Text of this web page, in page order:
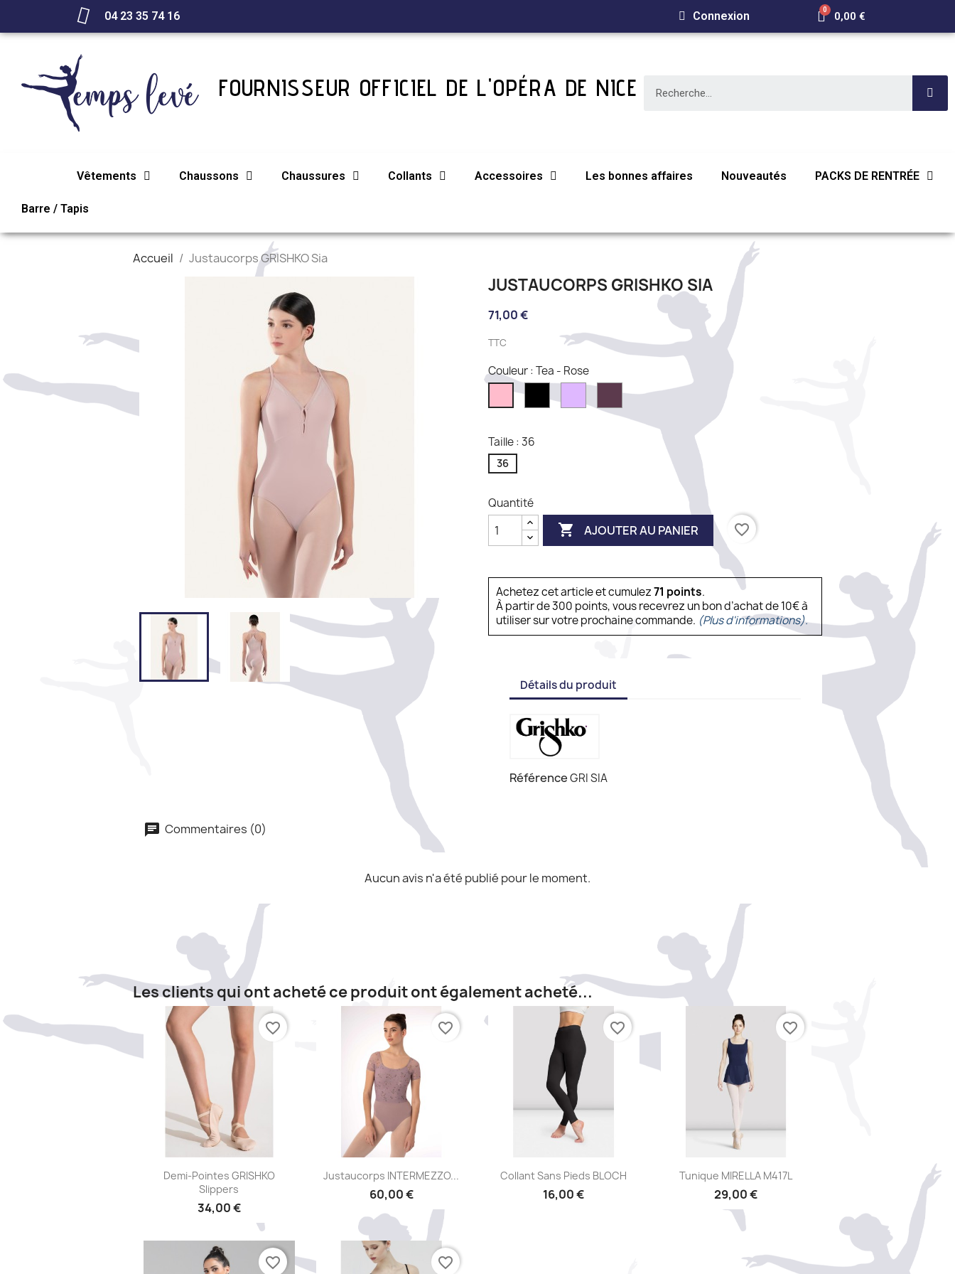
04 23 35 74 16 Connexion 0,00 €
FOURNISSEUR OFFICIEL DE L'OPÉRA DE NICE
Vêtements Chaussons Chaussures Collants Accessoires Les bonnes affaires Nouveautés PACKS DE RENTRÉE
Barre / Tapis
Accueil Justaucorps GRISHKO Sia
JUSTAUCORPS GRISHKO SIA
71,00 €
TTC
Couleur : Tea - Rose
Tea
-
Illusion Mirtillo
Taille : 36
36
Quantité
 AJOUTER AU PANIER favorite_border
Achetez cet article et cumulez71 points.
À partir de 300 points, vous recevrez un bon d’achat de 10€ à
utiliser sur votre prochaine commande. (Plus d'informations).
Détails du produit
RéférenceGRI SIA
Commentaires (0)
Aucun avis n'a été publié pour le moment.
Les clients qui ont acheté ce produit ont également acheté...
Aperçu rapide
Demi-Pointes GRISHKO
Slippers
34,00 €
favorite_border
Aperçu rapide
Justaucorps INTERMEZZO...
60,00 €
favorite_border
Aperçu rapide
Collant Sans Pieds BLOCH
16,00 €
favorite_border
Aperçu rapide
Tunique MIRELLA M417L
29,00 €
favorite_border
favorite_border favorite_border